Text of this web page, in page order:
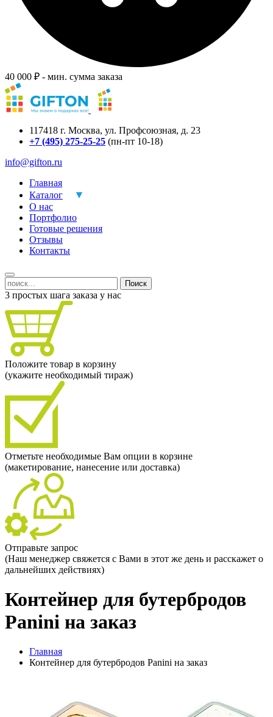
40 000 ₽ - мин. сумма заказа
117418 г. Москва, ул. Профсоюзная, д. 23
+7 (495) 275-25-25 (пн-пт 10-18)
info@gifton.ru
Главная
Каталог
О нас
Портфолио
Готовые решения
Отзывы
Контакты
Поиск
3 простых шага заказа у нас
Положите товар в корзину
(укажите необходимый тираж)
Отметьте необходимые Вам опции в корзине
(макетирование, нанесение или доставка)
Отправьте запрос
(Наш менеджер свяжется с Вами в этот же день и расскажет о
дальнейших действиях)
Контейнер для бутербродов
Panini на заказ
Главная
Контейнер для бутербродов Panini на заказ